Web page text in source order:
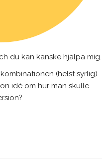
du kan kanske hjälpa mig.
(helst syrlig)
idé om hur man skulle